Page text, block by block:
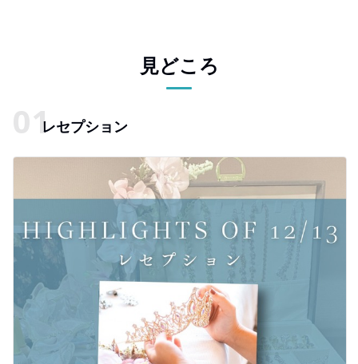
見どころ
レセプション